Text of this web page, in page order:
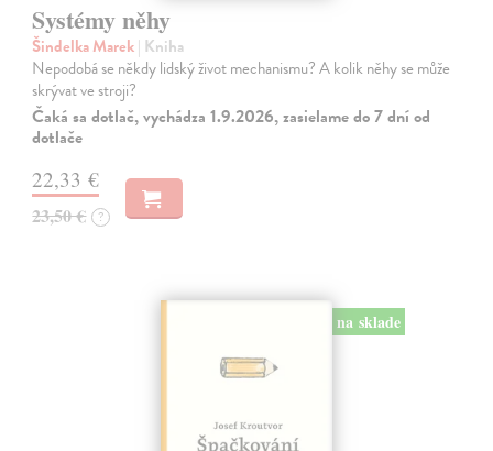
Systémy něhy
Šindelka Marek| Kniha
Nepodobá se někdy lidský život mechanismu? A kolik něhy se může
skrývat ve stroji?
Čaká sa dotlač, vychádza 1.9.2026, zasielame do 7 dní od
dotlače
22,33 €
23,50 € ?
na sklade